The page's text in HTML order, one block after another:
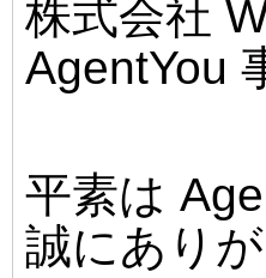
株式会社
AgentYou
平素は
誠にあり